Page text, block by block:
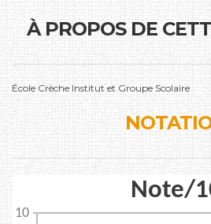
À PROPOS DE
École Crèche Institut et Groupe Scolaire